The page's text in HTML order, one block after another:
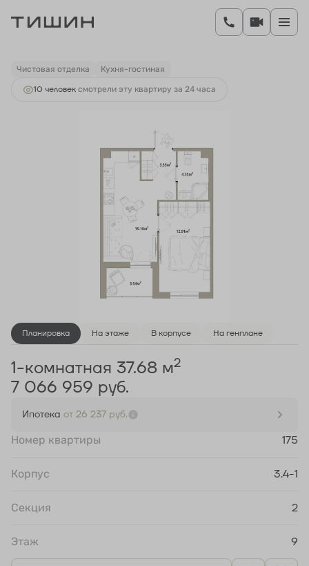
1-комнатная 37.68 м 7 066 959 руб.
Ипотекаот 26 237 руб.
Чистовая отделка Кухня-гостиная
10 человек смотрели эту квартиру за 24 часа
Планировка На этаже В корпусе На генплане
1-комнатная 37.68 м2
7 066 959 руб.
Ипотека от 26 237 руб.
Номер квартиры 175
Корпус 3.4-1
Секция 2
Этаж 9